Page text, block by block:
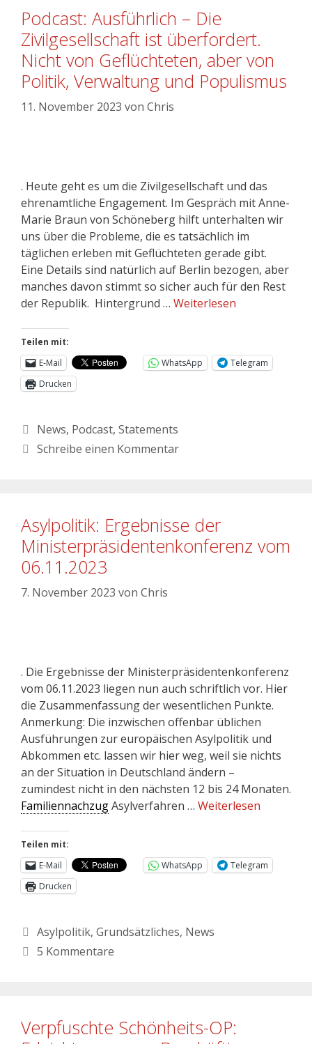
Podcast: Ausführlich – Die
Zivilgesellschaft ist überfordert.
Nicht von Geflüchteten, aber von
Politik, Verwaltung und Populismus
11. November 2023 von Chris
. Heute geht es um die Zivilgesellschaft und das
ehrenamtliche Engagement. Im Gespräch mit Anne-
Marie Braun von Schöneberg hilft unterhalten wir
uns über die Probleme, die es tatsächlich im
täglichen erleben mit Geflüchteten gerade gibt.
Eine Details sind natürlich auf Berlin bezogen, aber
manches davon stimmt so sicher auch für den Rest
der Republik. Hintergrund … Weiterlesen
Teilen mit:
E-Mail
WhatsApp
Telegram
Drucken
News, Podcast, Statements
Schreibe einen Kommentar
Asylpolitik: Ergebnisse der
Ministerpräsidentenkonferenz vom
06.11.2023
7. November 2023 von Chris
. Die Ergebnisse der Ministerpräsidentenkonferenz
vom 06.11.2023 liegen nun auch schriftlich vor. Hier
die Zusammenfassung der wesentlichen Punkte.
Anmerkung: Die inzwischen offenbar üblichen
Ausführungen zur europäischen Asylpolitik und
Abkommen etc. lassen wir hier weg, weil sie nichts
an der Situation in Deutschland ändern –
zumindest nicht in den nächsten 12 bis 24 Monaten.
FamiliennachzugAsylverfahren … Weiterlesen
Teilen mit:
E-Mail
WhatsApp
Telegram
Drucken
Asylpolitik, Grundsätzliches, News
5 Kommentare
Verpfuschte Schönheits-OP: